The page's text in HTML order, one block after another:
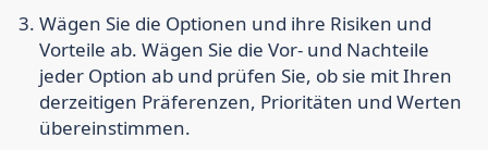
Wägen Sie die Optionen und ihre Risiken und
Vorteile ab. Wägen Sie die Vor- und Nachteile
jeder Option ab und prüfen Sie, ob sie mit Ihren
derzeitigen Präferenzen, Prioritäten und Werten
übereinstimmen.